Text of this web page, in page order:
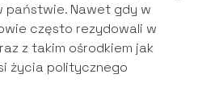
państwie. Nawet gdy w
często rezydowali w
z takim ośrodkiem jak
życia politycznego